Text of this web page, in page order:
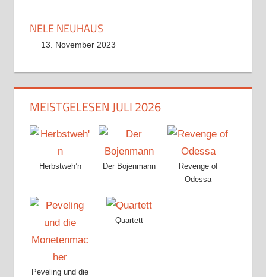
NELE NEUHAUS
13. November 2023
MEISTGELESEN JULI 2026
Herbstweh’n Der Bojenmann
Revenge of
Odessa
Peveling und die
Quartett